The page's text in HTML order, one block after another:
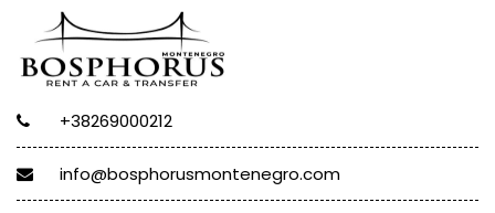
+38269000212
info@bosphorusmontenegro.com